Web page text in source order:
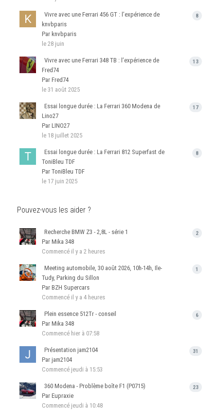
8
Vivre avec une Ferrari 456 GT : l’expérience de
knvbparis
Par knvbparis
le 28 juin
13
Vivre avec une Ferrari 348 TB : l’expérience de
Fred74
Par Fred74
le 31 août 2025
17
Essai longue durée : La Ferrari 360 Modena de
Lino27
Par LINO27
le 18 juillet 2025
8
Essai longue durée : La Ferrari 812 Superfast de
ToniBleu TDF
Par ToniBleu TDF
le 17 juin 2025
Pouvez-vous les aider ?
2
Recherche BMW Z3 - 2,8L - série 1
Par Mika 348
Commencé il y a 2 heures
1
Meeting automobile, 30 août 2026, 10h-14h, Ile-
Tudy, Parking du Sillon
Par BZH Supercars
Commencé il y a 4 heures
6
Plein essence 512Tr - conseil
Par Mika 348
Commencé hier à 07:58
31
Présentation jam2104
Par jam2104
Commencé jeudi à 15:53
23
360 Modena - Problème boîte F1 (P0715)
Par Eupraxie
Commencé jeudi à 10:48